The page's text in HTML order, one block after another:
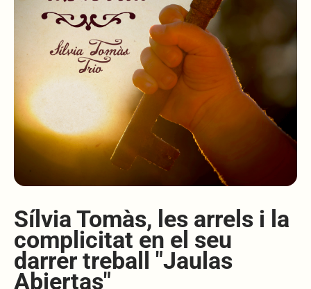
Sílvia Tomàs, les arrels i la
complicitat en el seu
darrer treball "Jaulas
Abiertas"